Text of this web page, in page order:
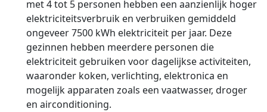
met 4 tot 5 personen hebben een aanzienlijk hoger
elektriciteitsverbruik en verbruiken gemiddeld
ongeveer 7500 kWh elektriciteit per jaar. Deze
gezinnen hebben meerdere personen die
elektriciteit gebruiken voor dagelijkse activiteiten,
waaronder koken, verlichting, elektronica en
mogelijk apparaten zoals een vaatwasser, droger
en airconditioning.